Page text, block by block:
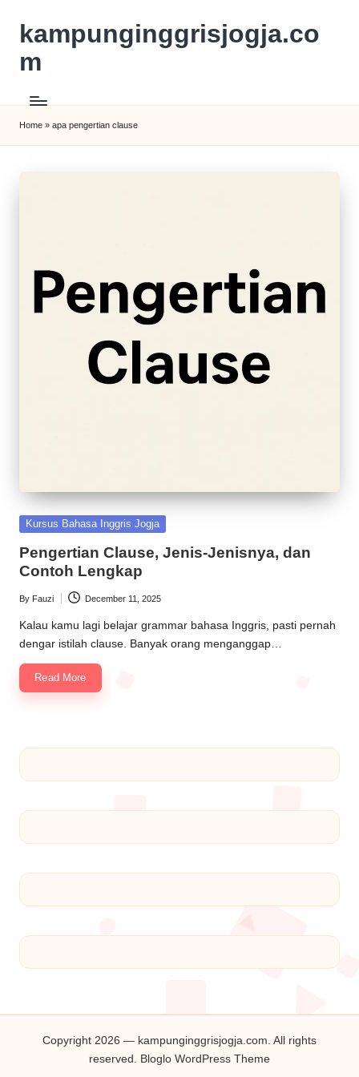
kampunginggrisjogja.co
m
Home » apa pengertian clause
Kursus Bahasa Inggris Jogja
Pengertian Clause, Jenis-Jenisnya, dan
Contoh Lengkap
By Fauzi December 11, 2025
Kalau kamu lagi belajar grammar bahasa Inggris, pasti pernah
dengar istilah clause. Banyak orang menganggap…
Read More
Copyright 2026 — kampunginggrisjogja.com. All rights
reserved. Bloglo WordPress Theme